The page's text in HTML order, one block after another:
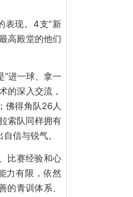
表现。4支“新
高殿堂的他们
“进一球、拿一
的深入交流，
佛得角队26人
索队同样拥有
信与锐气。
比赛经验和心
力有限，依然
的青训体系、